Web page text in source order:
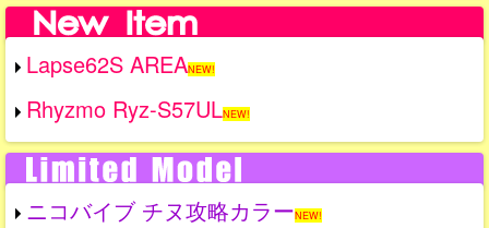
Lapse62S AREANEW!
Rhyzmo Ryz-S57ULNEW!
ニコバイブ チヌ攻略カラーNEW!